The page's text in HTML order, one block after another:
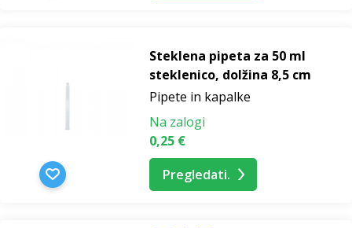
Steklena pipeta za 50 ml
steklenico, dolžina 8,5 cm
Pipete in kapalke
Na zalogi
0,25 €
Pregledati.